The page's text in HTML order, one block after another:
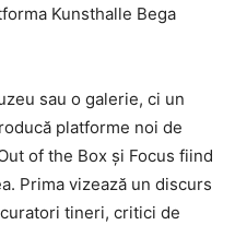
Kunsthalle Bega
sau o galerie, ci un
platforme noi de
of the Box și Focus fiind
Prima vizează un discurs
tineri, critici de